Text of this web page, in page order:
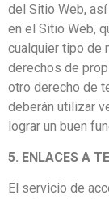
del Sitio Web,
en el Sitio Web,
cualquier tipo de
derechos de
otro derecho de
deberán utilizar
lograr un buen
5. ENLACES A
El servicio de